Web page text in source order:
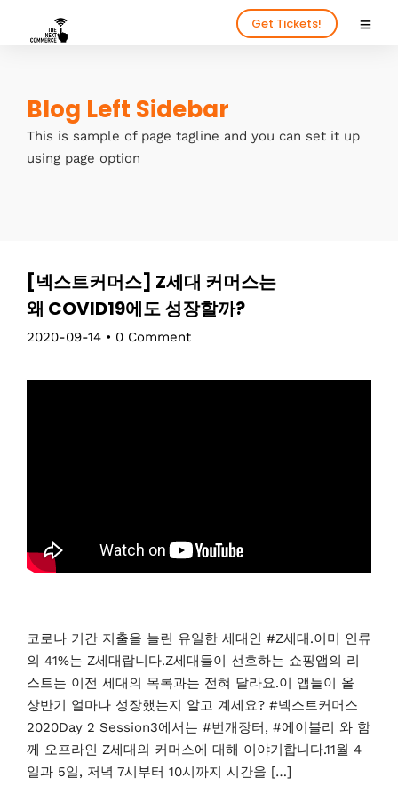
Get Tickets!
Blog Left Sidebar
This is sample of page tagline and you can set it up
using page option
[넥스트커머스] Z세대 커머스는
왜 COVID19에도 성장할까?
2020-09-14 • 0 Comment
코로나 기간 지출을 늘린 유일한 세대인 #Z세대.이미 인류
의 41%는 Z세대랍니다.Z세대들이 선호하는 쇼핑앱의 리
스트는 이전 세대의 목록과는 전혀 달라요.이 앱들이 올
상반기 얼마나 성장했는지 알고 계세요? #넥스트커머스
2020Day 2 Session3에서는 #번개장터, #에이블리 와 함
께 오프라인 Z세대의 커머스에 대해 이야기합니다.11월 4
일과 5일, 저녁 7시부터 10시까지 시간을 […]